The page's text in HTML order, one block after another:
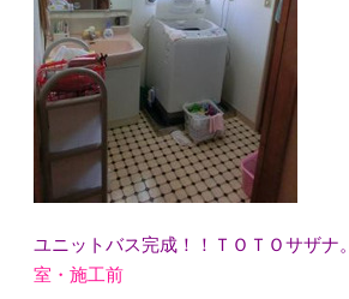
ユニットバス完成！！ＴＯＴＯサザナ。
室・施工前